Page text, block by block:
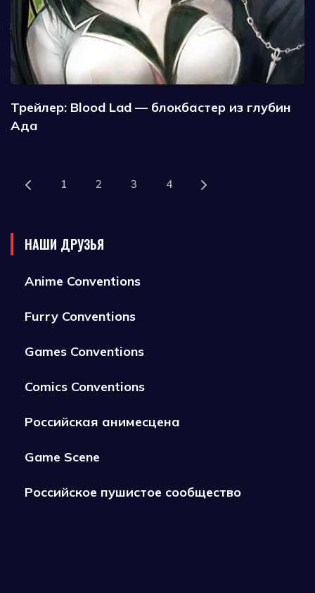
Трейлер: Blood Lad — блокбастер из глубин
Ада
1 2 3 4
НАШИ ДРУЗЬЯ
Anime Conventions
Furry Conventions
Games Conventions
Comics Conventions
Российская анимесцена
Game Scene
Российское пушистое сообщество